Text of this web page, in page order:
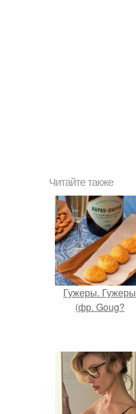
Читайте также
Гужеры. Гужеры
(фр. Goug?